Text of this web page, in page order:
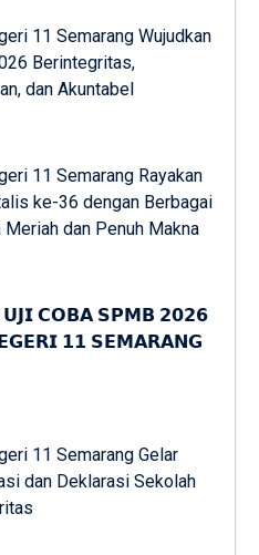
11 Semarang Wujudkan
Berintegritas,
dan Akuntabel
11 Semarang Rayakan
ke-36 dengan Berbagai
Meriah dan Penuh Makna
𝗨𝗝𝗜 𝗖𝗢𝗕𝗔 𝗦𝗣𝗠𝗕 𝟮𝟬𝟮𝟲
𝟭𝟭 𝗦𝗘𝗠𝗔𝗥𝗔𝗡𝗚
11 Semarang Gelar
dan Deklarasi Sekolah